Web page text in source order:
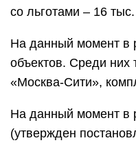
со льготами – 16
На данный момент в
объектов. Среди
«Москва-Сити»,
На данный момент в
(утвержден